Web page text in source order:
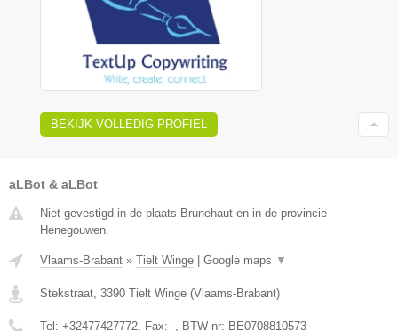
BEKIJK VOLLEDIG PROFIEL
aLBot & aLBot
Niet gevestigd in de plaats Brunehaut en in de provincie
Henegouwen.
Vlaams-Brabant » Tielt Winge | Google maps ▼
Stekstraat 3390 Tielt Winge (Vlaams-Brabant)
Tel: +32477427772 , Fax: - , BTW-nr: BE0708810573